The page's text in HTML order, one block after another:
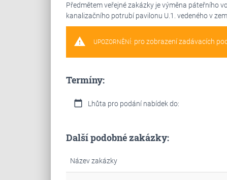
Předmětem veřejné zakázky je výměna páteřního
kanalizačního potrubí pavilonu U.1. vedeného v
warning UPOZORNĚNÍ: pro zobrazení zadávacích
Termíny:
calendar_today Lhůta pro podání nabídek do:
Další podobné zakázky:
Název zakázky